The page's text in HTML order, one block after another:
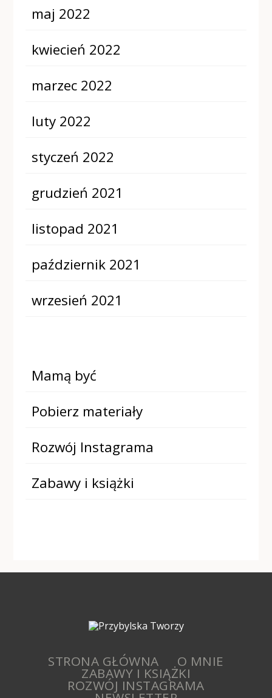
maj 2022
kwiecień 2022
marzec 2022
luty 2022
styczeń 2022
grudzień 2021
listopad 2021
październik 2021
wrzesień 2021
Mamą być
Pobierz materiały
Rozwój Instagrama
Zabawy i książki
STRONA GŁÓWNA O MNIE
ZABAWY I KSIĄŻKI
ROZWÓJ INSTAGRAMA